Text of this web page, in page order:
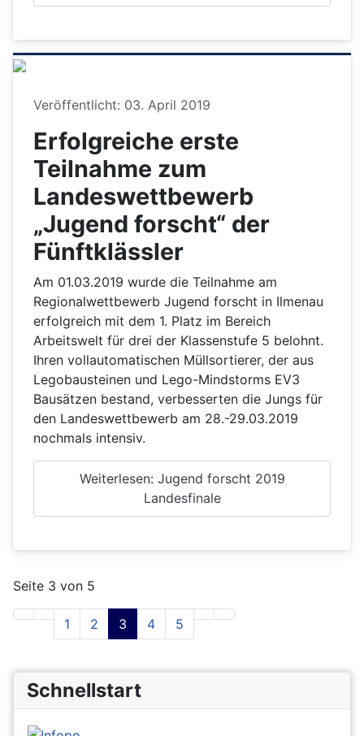
Details
Veröffentlicht: 03. April 2019
Erfolgreiche erste
Teilnahme zum
Landeswettbewerb
„Jugend forscht“ der
Fünftklässler
Am 01.03.2019 wurde die Teilnahme am
Regionalwettbewerb Jugend forscht in Ilmenau
erfolgreich mit dem 1. Platz im Bereich
Arbeitswelt für drei der Klassenstufe 5 belohnt.
Ihren vollautomatischen Müllsortierer, der aus
Legobausteinen und Lego-Mindstorms EV3
Bausätzen bestand, verbesserten die Jungs für
den Landeswettbewerb am 28.-29.03.2019
nochmals intensiv.
Weiterlesen: Jugend forscht 2019
Landesfinale
Seite 3 von 5
1 2 3 4 5
Schnellstart